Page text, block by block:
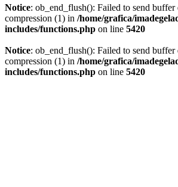
Notice: ob_end_flush(): Failed to send
compression (1) in /home/grafica/
includes/functions.php on line 5420
Notice: ob_end_flush(): Failed to send
compression (1) in /home/grafica/
includes/functions.php on line 5420